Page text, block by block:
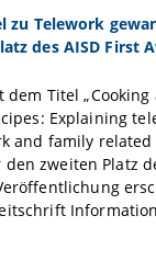
zu Telework
des AISD First
Titel „Cooking
Explaining
and family related
zweiten Platz